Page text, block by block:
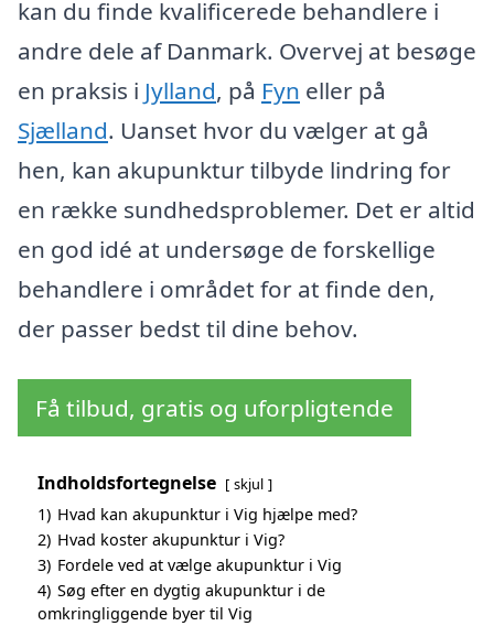
kan du finde kvalificerede behandlere i
andre dele af Danmark. Overvej at besøge
en praksis i Jylland, på Fyn eller på
Sjælland. Uanset hvor du vælger at gå
hen, kan akupunktur tilbyde lindring for
en række sundhedsproblemer. Det er altid
en god idé at undersøge de forskellige
behandlere i området for at finde den,
der passer bedst til dine behov.
Få tilbud, gratis og uforpligtende
Indholdsfortegnelse skjul
1) Hvad kan akupunktur i Vig hjælpe med?
2) Hvad koster akupunktur i Vig?
3) Fordele ved at vælge akupunktur i Vig
4) Søg efter en dygtig akupunktur i de
omkringliggende byer til Vig